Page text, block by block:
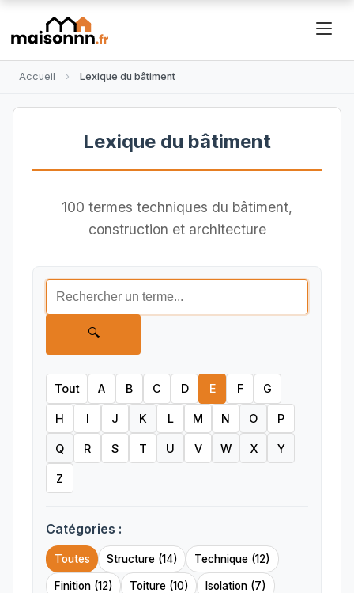
Accueil Lexique du bâtiment
Lexique du bâtiment
100 termes techniques du bâtiment,
construction et architecture
🔍
Tout A B C D E F G
H I J K L M N O P
Q R S T U V W X Y
Z
Catégories :
Toutes Structure (14) Technique (12)
Finition (12) Toiture (10) Isolation (7)